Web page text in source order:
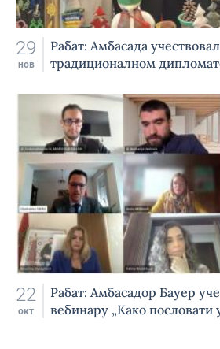
29
нов
Рабат: Амбасада
традиционалном
22
окт
Рабат: Амбасадор Бауер
вебинару „Како пословати